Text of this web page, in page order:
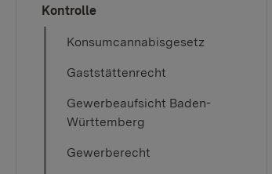
Kontrolle
Konsumcannabisgesetz
Gaststättenrecht
Gewerbeaufsicht Baden-
Württemberg
Gewerberecht